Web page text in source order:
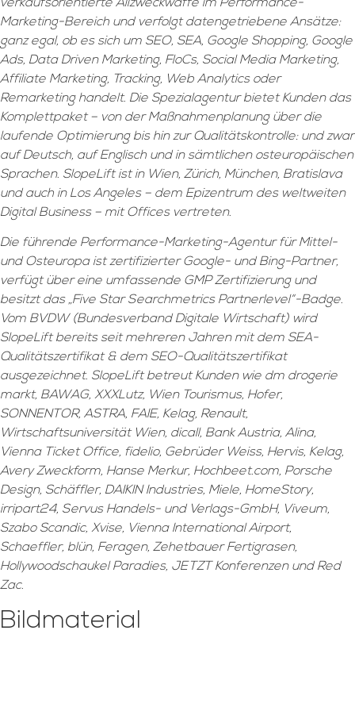
verkaufsorientierte Allzweckwaffe im Performance-
Marketing-Bereich und verfolgt datengetriebene Ansätze:
ganz egal, ob es sich um SEO, SEA, Google Shopping, Google
Ads, Data Driven Marketing, FloCs, Social Media Marketing,
Affiliate Marketing, Tracking, Web Analytics oder
Remarketing handelt. Die Spezialagentur bietet Kunden das
Komplettpaket – von der Maßnahmenplanung über die
laufende Optimierung bis hin zur Qualitätskontrolle: und zwar
auf Deutsch, auf Englisch und in sämtlichen osteuropäischen
Sprachen. SlopeLift ist in Wien, Zürich, München, Bratislava
und auch in Los Angeles – dem Epizentrum des weltweiten
Digital Business – mit Offices vertreten.
Die führende Performance-Marketing-Agentur für Mittel-
und Osteuropa ist zertifizierter Google- und Bing-Partner,
verfügt über eine umfassende GMP Zertifizierung und
besitzt das „Five Star Searchmetrics Partnerlevel“-Badge.
Vom BVDW (Bundesverband Digitale Wirtschaft) wird
SlopeLift bereits seit mehreren Jahren mit dem SEA-
Qualitätszertifikat & dem SEO-Qualitätszertifikat
ausgezeichnet. SlopeLift betreut Kunden wie dm drogerie
markt, BAWAG, XXXLutz, Wien Tourismus, Hofer,
SONNENTOR, ASTRA, FAIE, Kelag, Renault,
Wirtschaftsuniversität Wien, dicall, Bank Austria, Alina,
Vienna Ticket Office, fidelio, Gebrüder Weiss, Hervis, Kelag,
Avery Zweckform, Hanse Merkur, Hochbeet.com, Porsche
Design, Schäffler, DAIKIN Industries, Miele, HomeStory,
irripart24, Servus Handels- und Verlags-GmbH, Viveum,
Szabo Scandic, Xvise, Vienna International Airport,
Schaeffler, blün, Feragen, Zehetbauer Fertigrasen,
Hollywoodschaukel Paradies, JETZT Konferenzen und Red
Zac.
Bildmaterial